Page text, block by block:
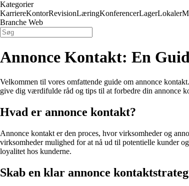
Kategorier
KarriereKontorRevisionLæringKonferencerLagerLokaler
Branche Web
Annonce Kontakt: En
Velkommen til vores omfattende guide om annonce
give dig værdifulde råd og tips til at forbedre din annonce
Hvad er annonce kontakt?
Annonce kontakt er den proces, hvor virksomheder og
virksomheder mulighed for at nå ud til potentielle kunder
loyalitet hos kunderne.
Skab en klar annonce